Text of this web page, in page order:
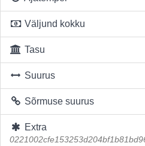
Väljund kokku
Tasu
Suurus
Sõrmuse suurus
Extra